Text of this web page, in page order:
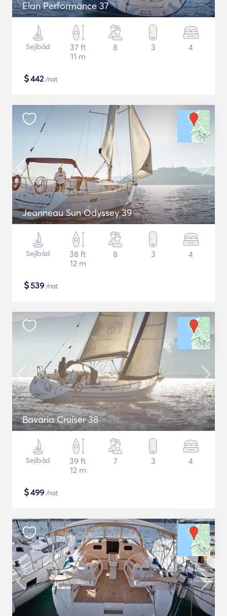
Elan Performance 37
Sejlbåd
37 ft
11 m
8 3 4
$442/nat
Jeanneau Sun Odyssey 39
Sejlbåd
38 ft
12 m
8 3 4
$539 /nat
Bavaria Cruiser 38
Sejlbåd
39 ft
12 m
7 3 4
$499 /nat